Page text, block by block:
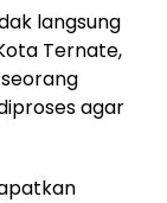
langsung
Ternate,
agar